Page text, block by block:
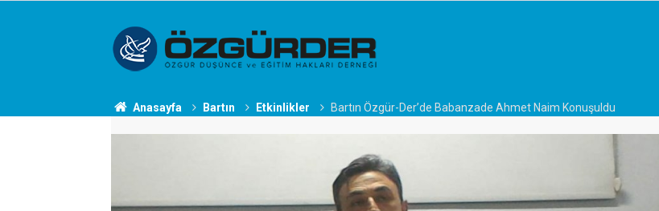
Anasayfa Bartın Etkinlikler Bartın Özgür-Der’de Babanzade Ahmet Naim Konuşuldu